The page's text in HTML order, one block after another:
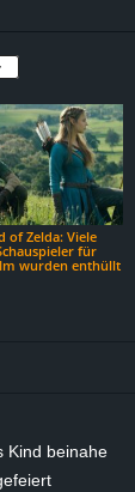
of Zelda: Viele
für
wurden enthüllt
Kind beinahe